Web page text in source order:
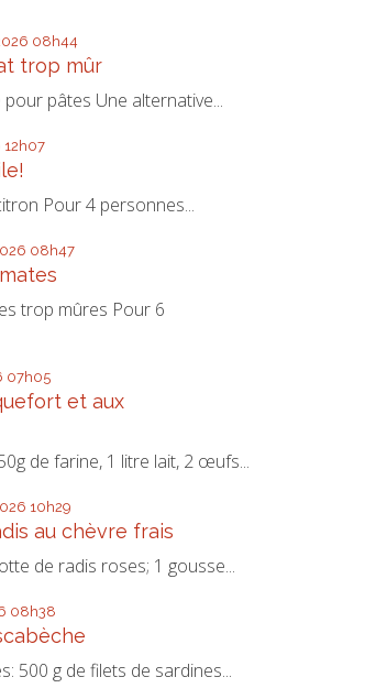
08h44
trop mûr
pâtes Une alternative...
12h07
Pour 4 personnes...
08h47
trop mûres Pour 6
07h05
et aux
de farine, 1 litre lait, 2 œufs...
10h29
au chèvre frais
de radis roses; 1 gousse...
08h38
500 g de filets de sardines...